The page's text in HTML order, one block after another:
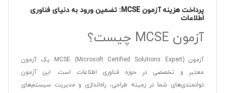
پرداخت هزینه آزمون MCSE: تضمین ورود به دنیای فناوری
اطلاعات
آزمون MCSE چیست؟
آزمون MCSE (Microsoft Certified Solutions Expert) یک آزمون
معتبر و تخصصی در حوزه فناوری اطلاعات است. این آزمون
توانمندی‌های شما در زمینه طراحی، راه‌اندازی و مدیریت سیستم‌های